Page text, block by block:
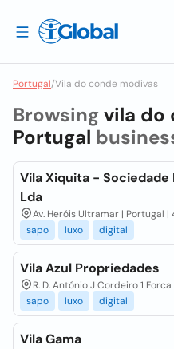
Portugal/Vila do conde modivas
Browsingvila do
Portugal
Vila Xiquita - Sociedade
Lda
Av. Heróis Ultramar | Portugal
sapo
luxo digital
Vila Azul Propriedades
R. D. António J Cordeiro 1
sapo
luxo digital
Vila Gama